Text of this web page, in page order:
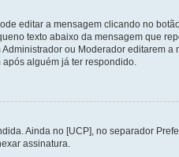
editar a mensagem clicando no
texto abaixo da mensagem que
ou Moderador editarem
alguém já ter respondido.
Ainda no [UCP], no separador
assinatura.